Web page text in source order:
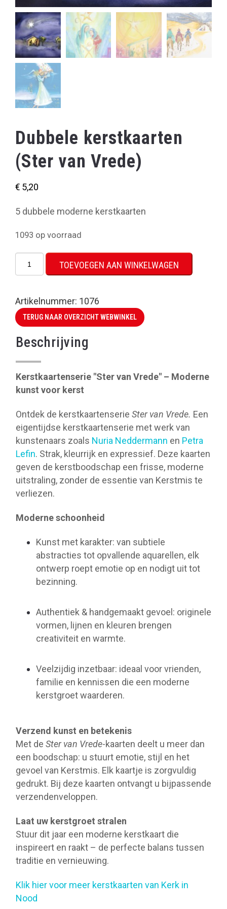
Dubbele kerstkaarten
(Ster van Vrede)
€ 5,20
5 dubbele moderne kerstkaarten
1093 op voorraad
Dubbele
kerstkaarten
van
Vrede)
aantal
TOEVOEGEN AAN WINKELWAGEN
Artikelnummer: 1076
TERUG NAAR OVERZICHT WEBWINKEL
Beschrijving
Kerstkaartenserie "Ster van Vrede" – Moderne
kunst voor kerst
Ontdek de kerstkaartenserie Ster van Vrede. Een
eigentijdse kerstkaartenserie met werk van
kunstenaars zoals Nuria Neddermann en Petra
Lefin. Strak, kleurrijk en expressief. Deze kaarten
geven de kerstboodschap een frisse, moderne
uitstraling, zonder de essentie van Kerstmis te
verliezen.
Moderne schoonheid
Kunst met karakter: van subtiele
abstracties tot opvallende aquarellen, elk
ontwerp roept emotie op en nodigt uit tot
bezinning.
Authentiek & handgemaakt gevoel: originele
vormen, lijnen en kleuren brengen
creativiteit en warmte.
Veelzijdig inzetbaar: ideaal voor vrienden,
familie en kennissen die een moderne
kerstgroet waarderen.
Verzend kunst en betekenis
Met de Ster van Vrede-kaarten deelt u meer dan
een boodschap: u stuurt emotie, stijl en het
gevoel van Kerstmis. Elk kaartje is zorgvuldig
gedrukt. Bij deze kaarten ontvangt u bijpassende
verzendenveloppen.
Laat uw kerstgroet stralen
Stuur dit jaar een moderne kerstkaart die
inspireert en raakt – de perfecte balans tussen
traditie en vernieuwing.
Klik hier voor meer kerstkaarten van Kerk in
Nood